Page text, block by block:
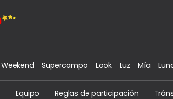
Weekend Supercampo Look Luz Mía
Equipo Reglas de participación